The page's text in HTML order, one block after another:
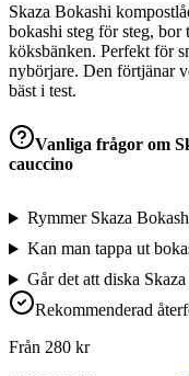
Skaza Bokashi
bokashi steg för steg,
köksbänken. Perfekt för
nybörjare. Den förtjänar
bäst i test.
Vanliga frågor om
cauccino
Rymmer Skaza
Kan man tappa ut
Går det att diska
Rekommenderad
Från 280 kr